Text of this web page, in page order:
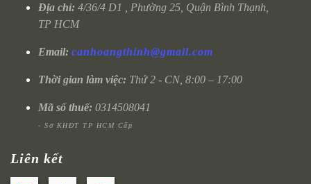
Địa chỉ: 4/36/4 D1 , Phường 25, Quận Bình Thạnh,
TP HCM
Email: canhoangthinh@gmail.com
Thời gian làm việc: Thứ 2 - CN, 8:00 – 17:00
Mã số thuế: 0314508041
- Sở KHĐT TP HCM Cấp
Liên kết